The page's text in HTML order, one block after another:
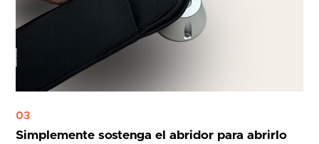
03
Simplemente sostenga el abridor para abrirlo